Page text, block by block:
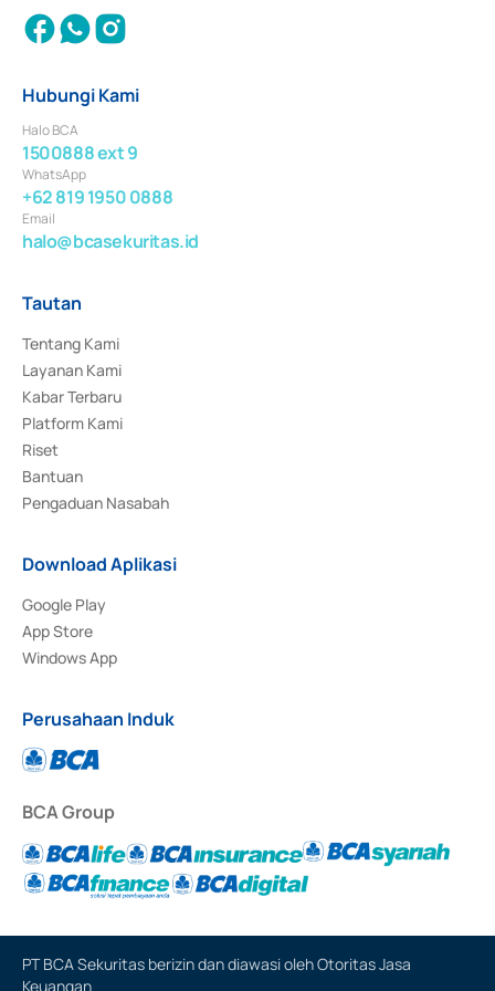
Hubungi Kami
Halo BCA
1500888 ext 9
WhatsApp
+62 819 1950 0888
Email
halo@bcasekuritas.id
Tautan
Tentang Kami
Layanan Kami
Kabar Terbaru
Platform Kami
Riset
Bantuan
Pengaduan Nasabah
Download Aplikasi
Google Play
App Store
Windows App
Perusahaan Induk
BCA Group
PT BCA Sekuritas berizin dan diawasi oleh Otoritas Jasa
Keuangan